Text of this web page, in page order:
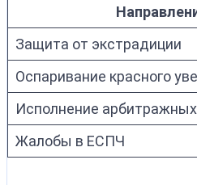
Защита от экстрадиции
Оспаривание красного
Исполнение
Жалобы в ЕСПЧ